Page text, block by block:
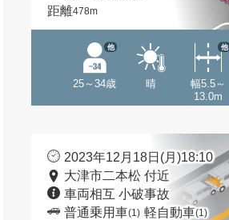
距離478m
25～34歳
他
晴
幅5.5～
13.0m
他
2023年12月18日(月)18:10
大津市二本松 付近
車両相互 小破事故
普通乗用車(1) 軽自動車(1)